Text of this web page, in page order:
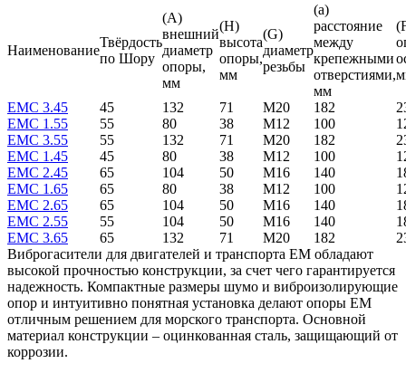
Наименование
Твёрдость
по Шору
(A)
внешний
диаметр
опоры,
мм
(H)
высота
опоры,
мм
(G)
диаметр
резьбы
(a)
расстояние
между
крепежными
отверстиями,
мм
EMC 3.45 45 132 71 M20 182
EMC 1.55
55 80 38 M12 100
EMC 3.55
55 132 71 M20 182
EMC 1.45
45 80 38 M12 100
EMC 2.45
65 104 50 M16 140
EMC 1.65
65 80 38 M12 100
EMC 2.65
65 104 50 M16 140
EMC 2.55
55 104 50 M16 140
EMC 3.65
65 132 71 M20 182
Виброгасители для двигателей и транспорта EM обладают
высокой прочностью конструкции, за счет чего гарантируется
надежность. Компактные размеры шумо и виброизолирующие
опор и интуитивно понятная установка делают опоры EM
отличным решением для морского транспорта. Основной
материал конструкции – оцинкованная сталь, защищающий от
коррозии.